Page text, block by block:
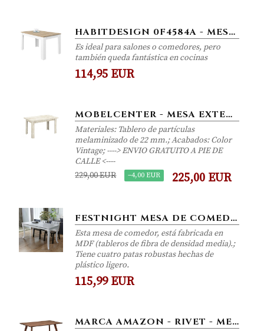
HABITDESIGN 0F4584A - MESA DE COMEDOR EXTENSIBLE, MESA SALÓN O COCINA, ACABADO EN COLOR BLANCO ARTIK Y ROBLE CANADIAN,...
Es ideal para salones o comedores, pero
también queda fantástica en cocinas
114,95 EUR
MOBELCENTER - MESA EXTENSIBLE COMEDOR LOGAN - VINTAGE - 140 X 90-240 CM (0766)
Materiales: Tablero de partículas
melaminizado de 22 mm.; Acabados: Color
Vintage; ----> ENVIO GRATUITO A PIE DE
CALLE <----
229,00 EUR
−4,00 EUR 225,00 EUR
FESTNIGHT MESA DE COMEDOR BLANCO BRILLANTE 120 X 70 X 76 CM
Esta mesa de comedor, está fabricada en
MDF (tableros de fibra de densidad media).;
Tiene cuatro patas robustas hechas de
plástico ligero.
115,99 EUR
MARCA AMAZON - RIVET - MESA DE COMEDOR MINIMALISTA ESTILO MID-CENTURY, 134,8 CM DE ANCHO (NOGAL)